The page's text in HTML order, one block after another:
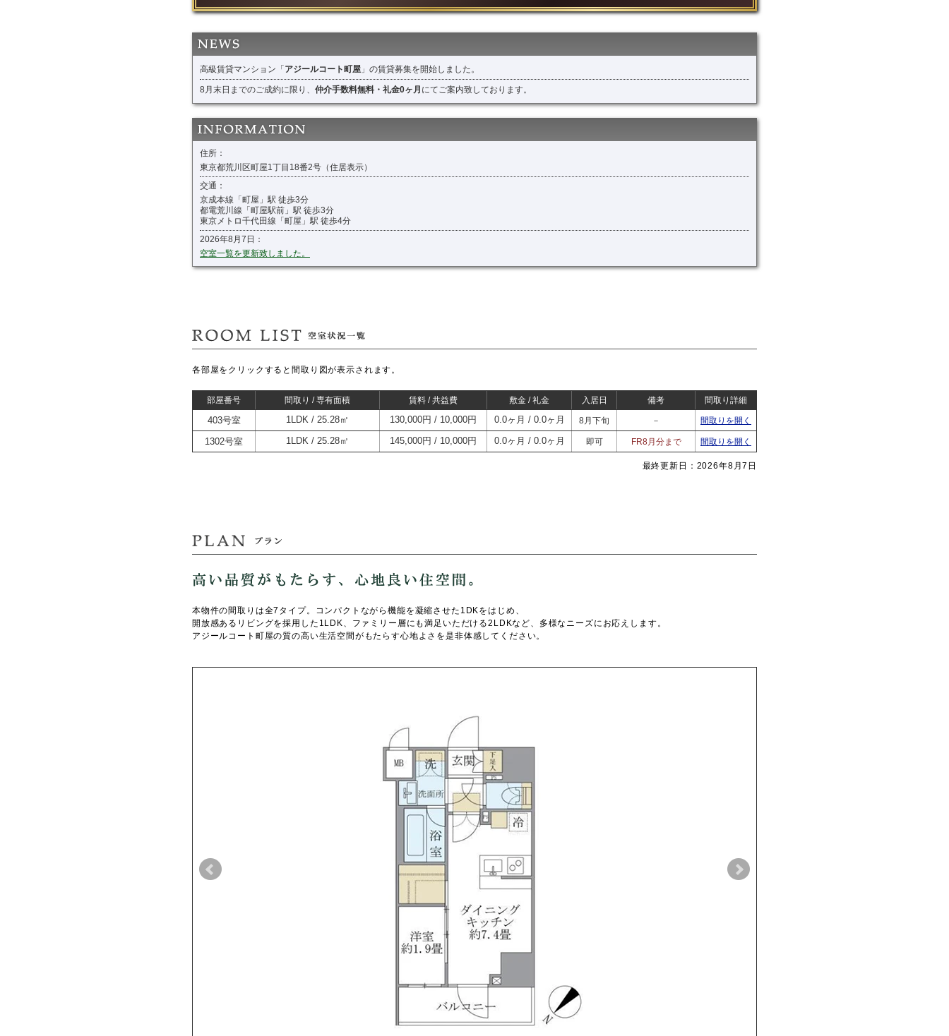
高級賃貸マンション「アジールコート町屋 」の賃貸募集を開始しました。
8月末日までのご成約に限り、 仲介手数料無料・礼金0ヶ月 にてご案内致しております。
住所：
東京都荒川区町屋1丁目18番2号（住居表示）
交通：
京成本線「町屋」駅 徒歩3分
都電荒川線「町屋駅前」駅 徒歩3分
東京メトロ千代田線「町屋」駅 徒歩4分
2026年8月7日：
空室一覧を更新致しました。
各部屋を クリック すると間取り図が表示されます。
部屋番号 間取り / 専有面積 賃料 / 共益費 敷金 / 礼金 入居日 備考 間取り詳細
403号室 1LDK 25.28㎡ 130,000円 10,000円 0.0ヶ月 0.0ヶ月 8月下旬 － 間取りを開く
1302号室 1LDK 25.28㎡ 145,000円 10,000円 0.0ヶ月 0.0ヶ月 即可 FR8月分まで 間取りを開く
最終更新日：2026年8月7日
本物件の間取りは全7タイプ。コンパクトながら機能を凝縮させた1DKをはじめ、
開放感あるリビングを採用した1LDK、ファミリー層にも満足いただける2LDKなど、多様なニーズにお応えします。
アジールコート町屋の質の高い生活空間がもたらす心地よさを是非体感してください。